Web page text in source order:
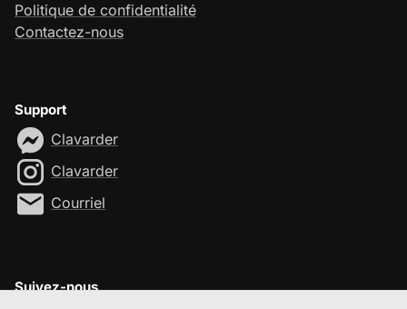
Politique de confidentialité
Contactez-nous
Support
Clavarder
Clavarder
Courriel
Suivez-nous